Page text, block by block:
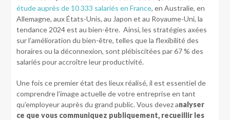
étude auprès de 10 333 salariés en France, en Australie, en
Allemagne, aux États-Unis, au Japon et au Royaume-Uni, la
tendance 2024 est au bien-être. Ainsi, les stratégies axées
sur l’amélioration du bien-être, telles que la flexibilité des
horaires ou la déconnexion, sont plébiscitées par 67 % des
salariés pour accroître leur productivité.
Une fois ce premier état des lieux réalisé, il est essentiel de
comprendre l’image actuelle de votre entreprise en tant
qu’employeur auprès du grand public. Vous devez analyser
ce que vous communiquez publiquement, recueillir les